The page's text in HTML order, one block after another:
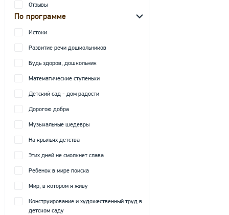
Отзывы
По программе
Истоки
Развитие речи дошкольников
Будь здоров, дошкольник
Математические ступеньки
Детский сад - дом радости
Дорогою добра
Музыкальные шедевры
На крыльях детства
Этих дней не смолкнет слава
Ребенок в мире поиска
Мир, в котором я живу
Конструирование и художественный труд в
детском саду